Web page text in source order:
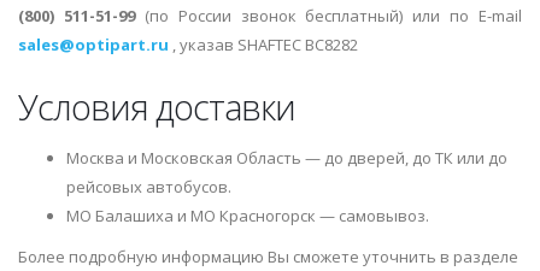
(800) 511-51-99(по России звонок бесплатный) или по E-mail
sales@optipart.ru , указав SHAFTEC BC8282
Условия доставки
Москва и Московская Область — до дверей, до ТК или до
рейсовых автобусов.
МО Балашиха и МО Красногорск — самовывоз.
Более подробную информацию Вы сможете уточнить в разделе